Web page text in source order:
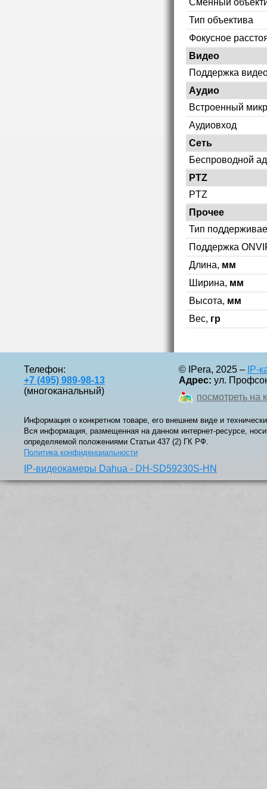
Тип объектива
Фокусное
Видео
Поддержка
Аудио
Встроенный
Аудиовход
Сеть
Беспроводной
PTZ
PTZ
Прочее
Тип
Поддержка
Длина, мм
Ширина, мм
Высота, мм
Вес, гр
Телефон:
+7 (495) 989-98-13
(многоканальный)
© IPera, 2025 – IP-
Адрес: ул.
посмотреть на
Информация о конкретном товаре, его внешнем виде и
Вся информация, размещенная на данном интернет-ресурсе,
определяемой положениями Статьи 437 (2) ГК РФ.
Политика конфиденциальности
IP-видеокамеры Dahua - DH-SD59230S-HN